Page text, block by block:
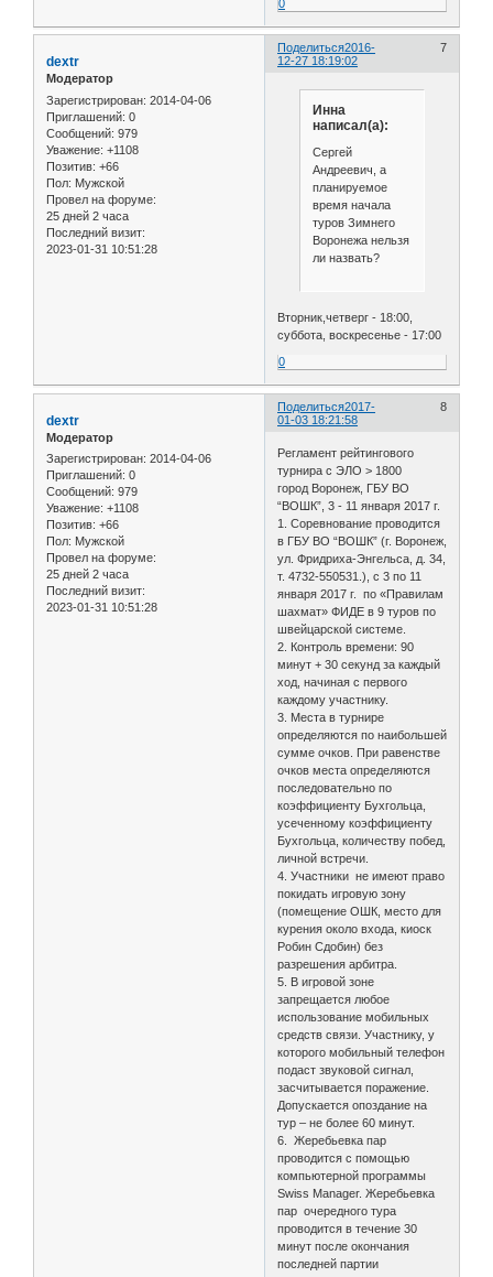
0
Поделиться 7
2016-
12-27 18:19:02
dextr
Модератор
Зарегистрирован: 2014-04-06
Приглашений: 0
Сообщений: 979
Уважение: +1108
Позитив: +66
Пол: Мужской
Провел на форуме:
25 дней 2 часа
Последний визит:
2023-01-31 10:51:28
Инна
написал(а):
Сергей
Андреевич, а
планируемое
время начала
туров Зимнего
Воронежа нельзя
ли назвать?
Вторник,четверг - 18:00,
суббота, воскресенье - 17:00
0
Поделиться 8
2017-
01-03 18:21:58
dextr
Модератор
Зарегистрирован: 2014-04-06
Приглашений: 0
Сообщений: 979
Уважение: +1108
Позитив: +66
Пол: Мужской
Провел на форуме:
25 дней 2 часа
Последний визит:
2023-01-31 10:51:28
Регламент рейтингового
турнира с ЭЛО > 1800
город Воронеж, ГБУ ВО
“ВОШК”, 3 - 11 января 2017 г.
1. Соревнование проводится
в ГБУ ВО “ВОШК” (г. Воронеж,
ул. Фридриха-Энгельса, д. 34,
т. 4732-550531.), с 3 по 11
января 2017 г. по «Правилам
шахмат» ФИДЕ в 9 туров по
швейцарской системе.
2. Контроль времени: 90
минут + 30 секунд за каждый
ход, начиная с первого
каждому участнику.
3. Места в турнире
определяются по наибольшей
сумме очков. При равенстве
очков места определяются
последовательно по
коэффициенту Бухгольца,
усеченному коэффициенту
Бухгольца, количеству побед,
личной встречи.
4. Участники не имеют право
покидать игровую зону
(помещение ОШК, место для
курения около входа, киоск
Робин Сдобин) без
разрешения арбитра.
5. В игровой зоне
запрещается любое
использование мобильных
средств связи. Участнику, у
которого мобильный телефон
подаст звуковой сигнал,
засчитывается поражение.
Допускается опоздание на
тур – не более 60 минут.
6. Жеребьевка пар
проводится с помощью
компьютерной программы
Swiss Manager. Жеребьевка
пар очередного тура
проводится в течение 30
минут после окончания
последней партии